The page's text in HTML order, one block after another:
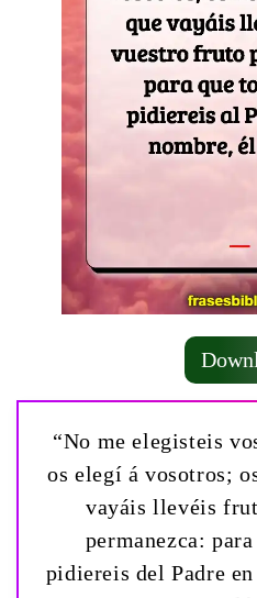
“No me elegisteis
os elegí á vosotros;
vayáis llevéis
permanezca:
pidiereis del Padre